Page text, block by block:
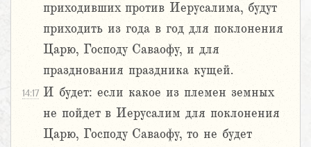
приходивших против Иерусалима, будут
приходить из года в год для поклонения
Царю, Господу Саваофу, и для
празднования праздника кущей.
14:17 И будет: если какое из племен земных
не пойдет в Иерусалим для поклонения
Царю, Господу Саваофу, то не будет